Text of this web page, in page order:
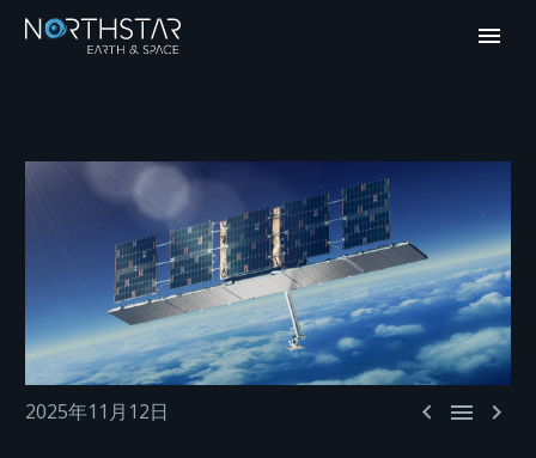
  
2025年11月12日